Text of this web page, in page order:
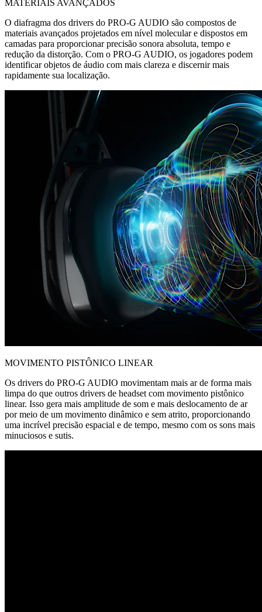
MATERIAIS AVANÇADOS
O diafragma dos drivers do PRO-G AUDIO são compostos de
materiais avançados projetados em nível molecular e dispostos em
camadas para proporcionar precisão sonora absoluta, tempo e
redução da distorção. Com o PRO-G AUDIO, os jogadores podem
identificar objetos de áudio com mais clareza e discernir mais
rapidamente sua localização.
MOVIMENTO PISTÔNICO LINEAR
Os drivers do PRO-G AUDIO movimentam mais ar de forma mais
limpa do que outros drivers de headset com movimento pistônico
linear. Isso gera mais amplitude de som e mais deslocamento de ar
por meio de um movimento dinâmico e sem atrito, proporcionando
uma incrível precisão espacial e de tempo, mesmo com os sons mais
minuciosos e sutis.